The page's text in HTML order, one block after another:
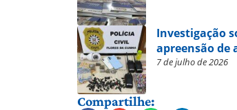
Investigação
apreensão de
7 de julho de 2026
Compartilhe: